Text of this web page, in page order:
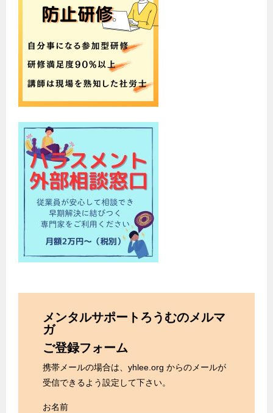
メンタルサポートろうむのメルマ
ガ
ご登録フォーム
携帯メールの場合は、yhlee.org からのメールが
受信できるよう設定して下さい。
お名前